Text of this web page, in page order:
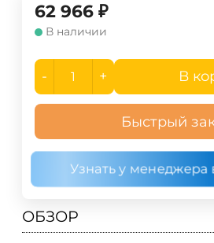
62 966 ₽
В наличии
- + В
Быстрый
Узнать у менеджера
ОБЗОР